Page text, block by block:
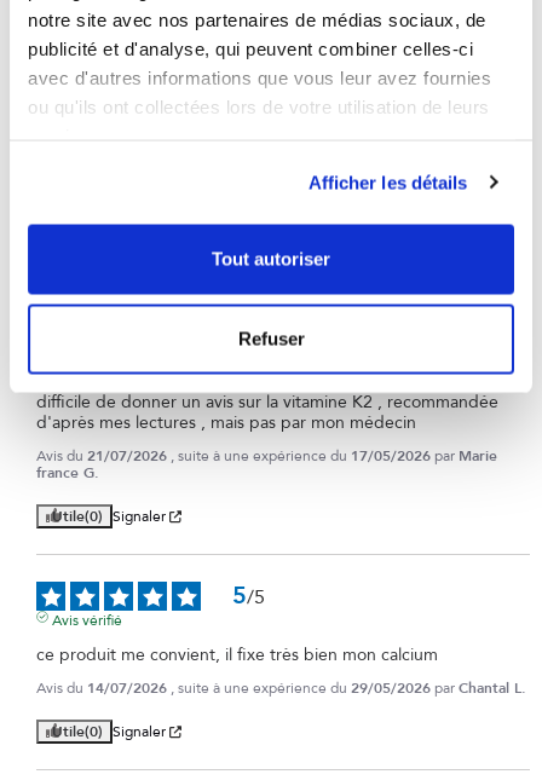
notre site avec nos partenaires de médias sociaux, de
publicité et d'analyse, qui peuvent combiner celles-ci
avec d'autres informations que vous leur avez fournies
ou qu'ils ont collectées lors de votre utilisation de leurs
Afficher les détails
Tout autoriser
Refuser
Avis du30/07/2026, suite à une expérience du14/06/2026parYves M.
3/5
Avis vérifié
difficile de donner un avis sur la vitamine K2 , recommandée
d'après mes lectures , mais pas par mon médecin
Avis du 21/07/2026 , suite à une expérience du 17/05/2026 par Marie
france G.
Utile(0) Signaler
5/5
Avis vérifié
ce produit me convient, il fixe très bien mon calcium
Avis du 14/07/2026 , suite à une expérience du 29/05/2026 parChantal L.
Utile(0) Signaler